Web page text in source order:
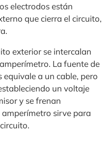
electrodos están
que cierra el circuito,
exterior se intercalan
La fuente de
a un cable, pero
un voltaje
y se frenan
sirve para